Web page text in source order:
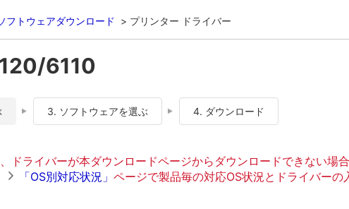
フトウェアダウンロード プリンター ドライバー
6110
3. ソフトウェアを選ぶ 4. ダウンロード
ドライバーが本ダウンロードページからダウンロードできない場
「OS別対応状況」 ページで製品毎の対応OS状況とドライバーの